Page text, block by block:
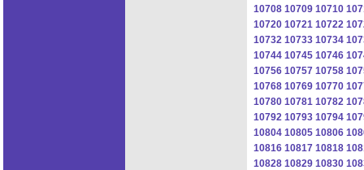
10708 10709 10710
10720 10721 10722
10732 10733 10734
10744 10745 10746
10756 10757 10758
10768 10769 10770
10780 10781 10782
10792 10793 10794
10804 10805 10806
10816 10817 10818
10828 10829 10830